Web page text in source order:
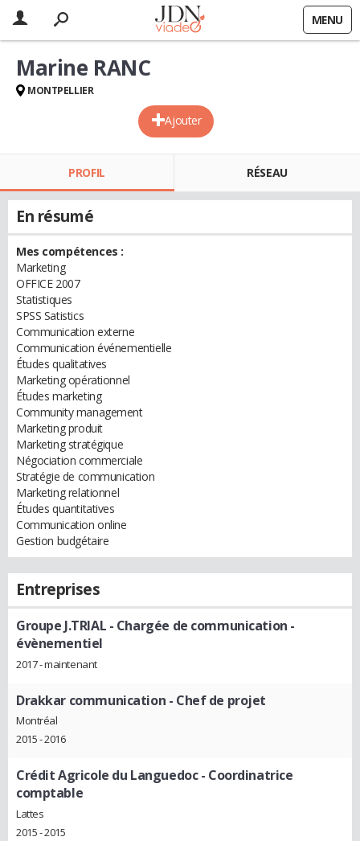
MENU
Ajouter
Marine RANC
MONTPELLIER
PROFIL RÉSEAU
En résumé
Mes compétences :
Marketing
OFFICE 2007
Statistiques
SPSS Satistics
Communication externe
Communication événementielle
Études qualitatives
Marketing opérationnel
Études marketing
Community management
Marketing produit
Marketing stratégique
Négociation commerciale
Stratégie de communication
Marketing relationnel
Études quantitatives
Communication online
Gestion budgétaire
Entreprises
Groupe J.TRIAL - Chargée de communication -
évènementiel
2017 - maintenant
Drakkar communication - Chef de projet
Montréal
2015 - 2016
Crédit Agricole du Languedoc- Coordinatrice
comptable
Lattes
2015 - 2015